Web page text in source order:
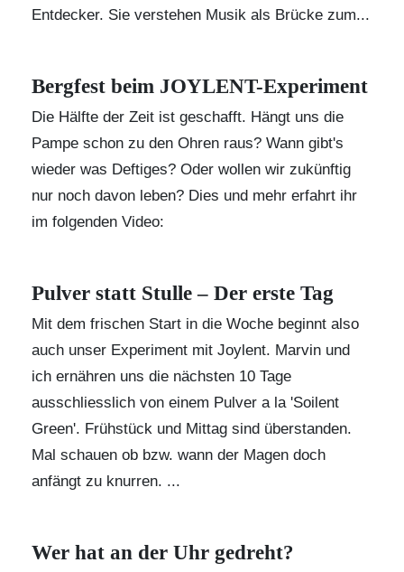
Entdecker. Sie verstehen Musik als Brücke zum...
Bergfest beim JOYLENT-Experiment
Die Hälfte der Zeit ist geschafft. Hängt uns die
Pampe schon zu den Ohren raus? Wann gibt's
wieder was Deftiges? Oder wollen wir zukünftig
nur noch davon leben? Dies und mehr erfahrt ihr
im folgenden Video:
Pulver statt Stulle – Der erste Tag
Mit dem frischen Start in die Woche beginnt also
auch unser Experiment mit Joylent. Marvin und
ich ernähren uns die nächsten 10 Tage
ausschliesslich von einem Pulver a la 'Soilent
Green'. Frühstück und Mittag sind überstanden.
Mal schauen ob bzw. wann der Magen doch
anfängt zu knurren. ...
Wer hat an der Uhr gedreht?